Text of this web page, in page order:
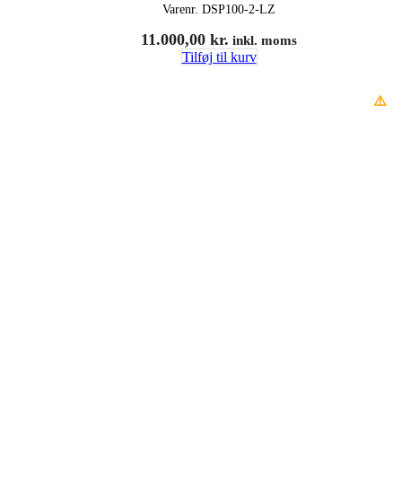
Varenr. DSP100-2-LZ
11.000,00 kr. inkl. moms
Tilføj til kurv
⚠️